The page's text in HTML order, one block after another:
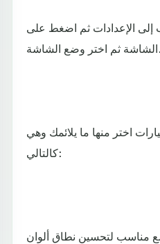
الإعدادات ثم اضغط على
الشاشة ثم اختر وضع الشاشة.
اختر منها ما يلائمك وهي
كالتالي:
مناسب لتحسين نطاق ألوان